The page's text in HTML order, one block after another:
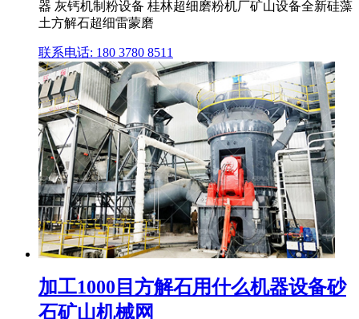
器 灰钙机制粉设备 桂林超细磨粉机厂矿山设备全新硅藻
土方解石超细雷蒙磨
联系电话: 180 3780 8511
加工1000目方解石用什么机器设备砂
石矿山机械网